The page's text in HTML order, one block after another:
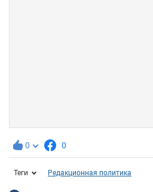
0 0
Теги Редакционная политика